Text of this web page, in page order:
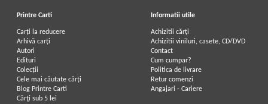
Printre Carti
Carți la reducere
Arhivă carți
Autori
Edituri
Colecții
Cele mai căutate cărți
Blog Printre Carti
Cărţi sub 5 lei
Informatii utile
Achizitii cărți
Achizitii viniluri, casete, CD/DVD
Contact
Cum cumpar?
Politica de livrare
Retur comenzi
Angajari - Cariere